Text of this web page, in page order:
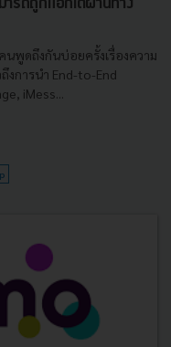
รถถูกแฮกได้ผ่านทาง
นพูดถึงกันบ่อยครั้งเรื่องความ
การนำ End-to-End
iMess...